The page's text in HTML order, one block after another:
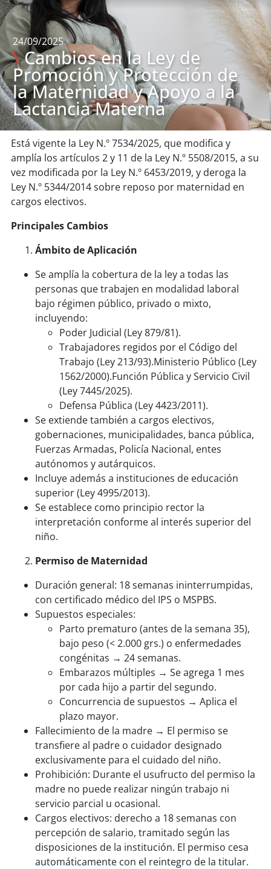
24/09/2025
\Cambios en la Ley de
Promoción y Protección de
la Maternidad y Apoyo a la
Lactancia Materna
Está vigente la Ley N.º 7534/2025, que modifica y
amplía los artículos 2 y 11 de la Ley N.º 5508/2015, a su
vez modificada por la Ley N.º 6453/2019, y deroga la
Ley N.º 5344/2014 sobre reposo por maternidad en
cargos electivos.
Principales Cambios
Ámbito de Aplicación
Se amplía la cobertura de la ley a todas las
personas que trabajen en modalidad laboral
bajo régimen público, privado o mixto,
incluyendo:
Poder Judicial (Ley 879/81).
Trabajadores regidos por el Código del
Trabajo (Ley 213/93).Ministerio Público (Ley
1562/2000).Función Pública y Servicio Civil
(Ley 7445/2025).
Defensa Pública (Ley 4423/2011).
Se extiende también a cargos electivos,
gobernaciones, municipalidades, banca pública,
Fuerzas Armadas, Policía Nacional, entes
autónomos y autárquicos.
Incluye además a instituciones de educación
superior (Ley 4995/2013).
Se establece como principio rector la
interpretación conforme al interés superior del
niño.
Permiso de Maternidad
Duración general: 18 semanas ininterrumpidas,
con certificado médico del IPS o MSPBS.
Supuestos especiales:
Parto prematuro (antes de la semana 35),
bajo peso (< 2.000 grs.) o enfermedades
congénitas → 24 semanas.
Embarazos múltiples → Se agrega 1 mes
por cada hijo a partir del segundo.
Concurrencia de supuestos → Aplica el
plazo mayor.
Fallecimiento de la madre → El permiso se
transfiere al padre o cuidador designado
exclusivamente para el cuidado del niño.
Prohibición: Durante el usufructo del permiso la
madre no puede realizar ningún trabajo ni
servicio parcial u ocasional.
Cargos electivos: derecho a 18 semanas con
percepción de salario, tramitado según las
disposiciones de la institución. El permiso cesa
automáticamente con el reintegro de la titular.